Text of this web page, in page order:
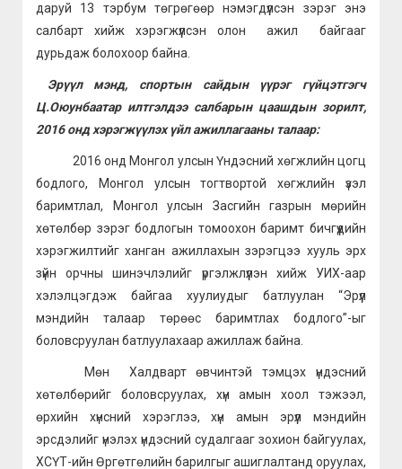
даруй 13 тэрбум төгрөгөөр нэмэгдүүлсэн зэрэг энэ
салбарт хийж хэрэгжүүлсэн олон ажил байгааг
дурьдаж болохоор байна.
Эрүүл мэнд, спортын сайдын үүрэг гүйцэтгэгч
Ц.Оюунбаатар илтгэлдээ салбарын цаашдын зорилт,
2016 онд хэрэгжүүлэх үйл ажиллагааны талаар:
2016 онд Монгол улсын Үндэсний хөгжлийн цогц
бодлого, Монгол улсын тогтвортой хөгжлийн үзэл
баримтлал, Монгол улсын Засгийн газрын мөрийн
хөтөлбөр зэрэг бодлогын томоохон баримт бичгүүдийн
хэрэгжилтийг ханган ажиллахын зэрэгцээ хууль эрх
зүйн орчны шинэчлэлийг үргэлжлүүлэн хийж УИХ-аар
хэлэлцэгдэж байгаа хуулиудыг батлуулан “Эрүүл
мэндийн талаар төрөөс баримтлах бодлого”-ыг
боловсруулан батлуулахаар ажиллаж байна.
Мөн Халдварт өвчинтэй тэмцэх үндэсний
хөтөлбөрийг боловсруулах, хүн амын хоол тэжээл,
өрхийн хүнсний хэрэглээ, хүн амын эрүүл мэндийн
эрсдэлийг үнэлэх үндэсний судалгааг зохион байгуулах,
ХСҮТ-ийн Өргөтгөлийн барилгыг ашиглалтанд оруулах,